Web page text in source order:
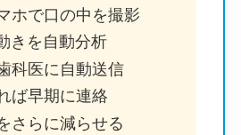
ホで口の中を撮影
きを自動分析
科医に自動送信
ば早期に連絡
さらに減らせる